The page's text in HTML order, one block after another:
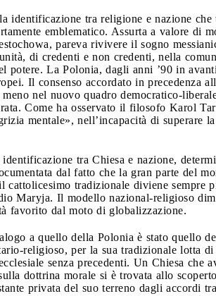
identificazione tra religione e nazione
emblematico. Assurta a valore di
pareva rivivere il sogno
di credenti e non credenti, nella
potere. La Polonia, dagli anni ’90 in
Il consenso accordato in precedenza
nel nuovo quadro democratico-
Come ha osservato il filosofo Karol
mentale», nell’incapacità di superare
tra Chiesa e nazione,
dal fatto che la gran parte del
tradizionale diviene sempre
Maryja. Il modello nazional-religioso
favorito dal moto di globalizzazione.
a quello della Polonia è stato quello
religioso, per la sua tradizionale lotta
senza precedenti. Un Chiesa che
dottrina morale si è trovata allo
privata del suo terreno dagli accordi